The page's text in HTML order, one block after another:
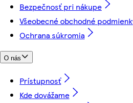
Bezpečnosť pri nákupe
Všeobecné obchodné
Ochrana súkromia
O nás
Prístupnosť
Kde dovážame